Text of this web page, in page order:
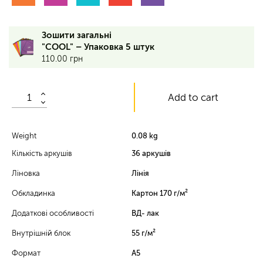
аркушів,
лінія,
обкладинка
блок
55
г/
ВД-
ТМ
Мажента
Зошити загальні
"COOL" – Упаковка 5 штук
110.00 грн
Add to cart
Weight
0.08 kg
Кількість аркушів
36 аркушів
Ліновка Лінія
Обкладинка Картон 170 г/м²
Додаткові особливості ВД- лак
Внутрішній блок 55 г/м²
Формат А5